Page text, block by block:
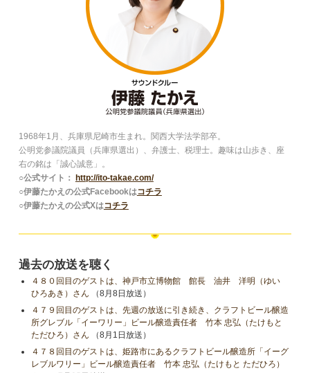
1968年1月、兵庫県尼崎市生まれ。関西大学法学部卒。
公明党参議院議員（兵庫県選出）、弁護士、税理士。趣味は山歩き、座
右の銘は「誠心誠意」。
○公式サイト：
http://ito-takae.com/
○伊藤たかえの公式Facebookはコチラ
○伊藤たかえの公式Xはコチラ
過去の放送を聴く
４８０回目のゲストは、神戸市立博物館 館長 油井 洋明（ゆい
ひろあき）さん （8月8日放送）
４７９回目のゲストは、先週の放送に引き続き、クラフトビール醸造
所グレブル「イーワリー」ビール醸造責任者 竹本 忠弘（たけもと
ただひろ）さん （8月1日放送）
４７８回目のゲストは、姫路市にあるクラフトビール醸造所「イーグ
レブルワリー」ビール醸造責任者 竹本 忠弘（たけもと ただひろ）